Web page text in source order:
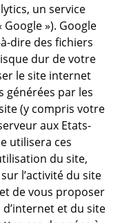
un service
Google »). Google
dire des fichiers
dur de votre
le site internet
générées par les
(y compris votre
aux Etats-
utilisera ces
du site,
l’activité du site
de vous proposer
d’internet et du site